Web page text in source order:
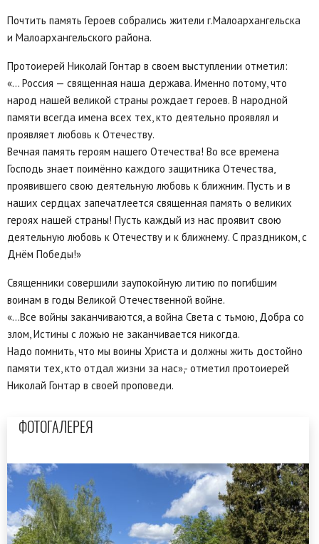
Почтить память Героев собрались жители г.Малоархангельска
и Малоархангельского района.
Протоиерей Николай Гонтар в своем выступлении отметил:
«… Россия — священная наша держава. Именно потому, что
народ нашей великой страны рождает героев. В народной
памяти всегда имена всех тех, кто деятельно проявлял и
проявляет любовь к Отечеству.
Вечная память героям нашего Отечества! Во все времена
Господь знает поимённо каждого защитника Отечества,
проявившего свою деятельную любовь к ближним. Пусть и в
наших сердцах запечатлеется священная память о великих
героях нашей страны! Пусть каждый из нас проявит свою
деятельную любовь к Отечеству и к ближнему. С праздником, с
Днём Победы!»
Священники совершили заупокойную литию по погибшим
воинам в годы Великой Отечественной войне.
«…Все войны заканчиваются, а война Света с тьмою, Добра со
злом, Истины с ложью не заканчивается никогда.
Надо помнить, что мы воины Христа и должны жить достойно
памяти тех, кто отдал жизни за нас»,- отметил протоиерей
Николай Гонтар в своей проповеди.
ФОТОГАЛЕРЕЯ